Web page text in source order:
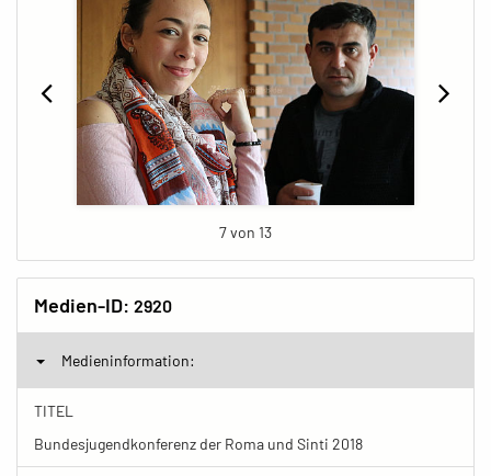
7 von 13
Medien-ID: 2920
Medieninformation:
TITEL
Bundesjugendkonferenz der Roma und Sinti 2018